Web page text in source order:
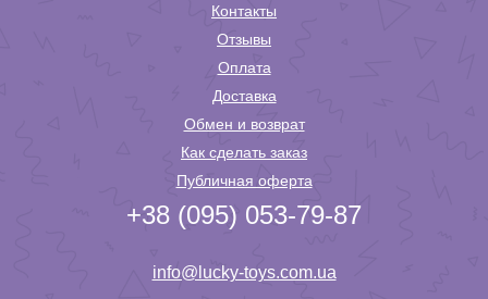
Контакты
Отзывы
Оплата
Доставка
Обмен и возврат
Как сделать заказ
Публичная оферта
+38 (095) 053-79-87
info@lucky-toys.com.ua